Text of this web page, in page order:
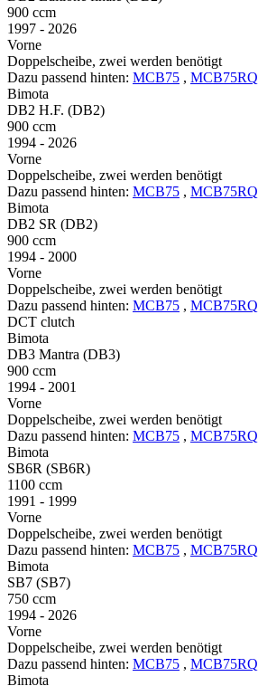
900 ccm
1997 - 2026
Vorne
Doppelscheibe, zwei werden benötigt
Dazu passend hinten: MCB75 , MCB75RQ
Bimota
DB2 H.F. (DB2)
900 ccm
1994 - 2026
Vorne
Doppelscheibe, zwei werden benötigt
Dazu passend hinten: MCB75 , MCB75RQ
Bimota
DB2 SR (DB2)
900 ccm
1994 - 2000
Vorne
Doppelscheibe, zwei werden benötigt
Dazu passend hinten: MCB75 , MCB75RQ
DCT clutch
Bimota
DB3 Mantra (DB3)
900 ccm
1994 - 2001
Vorne
Doppelscheibe, zwei werden benötigt
Dazu passend hinten: MCB75 , MCB75RQ
Bimota
SB6R (SB6R)
1100 ccm
1991 - 1999
Vorne
Doppelscheibe, zwei werden benötigt
Dazu passend hinten: MCB75 , MCB75RQ
Bimota
SB7 (SB7)
750 ccm
1994 - 2026
Vorne
Doppelscheibe, zwei werden benötigt
Dazu passend hinten: MCB75 , MCB75RQ
Bimota